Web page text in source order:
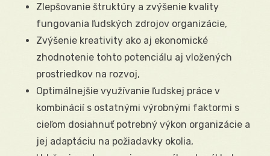
Zlepšovanie štruktúry a zvýšenie kvality
fungovania ľudských zdrojov organizácie,
Zvýšenie kreativity ako aj ekonomické
zhodnotenie tohto potenciálu aj vložených
prostriedkov na rozvoj,
Optimálnejšie využívanie ľudskej práce v
kombinácií s ostatnými výrobnými faktormi s
cieľom dosiahnuť potrebný výkon organizácie a
jej adaptáciu na požiadavky okolia,